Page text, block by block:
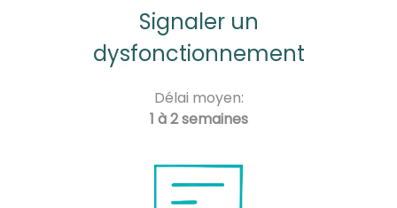
Signaler un
dysfonctionnement
Délai moyen:
1 à 2 semaines